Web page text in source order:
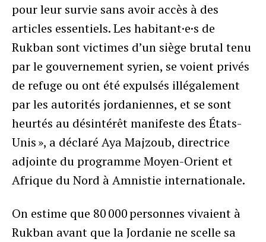
pour leur survie sans avoir accès à des
articles essentiels. Les habitant·e·s de
Rukban sont victimes d’un siège brutal tenu
par le gouvernement syrien, se voient privés
de refuge ou ont été expulsés illégalement
par les autorités jordaniennes, et se sont
heurtés au désintérêt manifeste des États-
Unis », a déclaré Aya Majzoub, directrice
adjointe du programme Moyen-Orient et
Afrique du Nord à Amnistie internationale.
On estime que 80 000 personnes vivaient à
Rukban avant que la Jordanie ne scelle sa